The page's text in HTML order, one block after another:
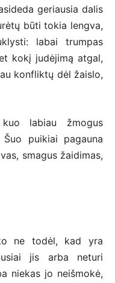
geriausia dalis
būti tokia lengva,
labai trumpas
kokį judėjimą atgal,
konfliktų dėl žaislo,
labiau žmogus
puikiai pagauna
smagus žaidimas,
ne todėl, kad yra
jis arba neturi
niekas jo neišmokė,